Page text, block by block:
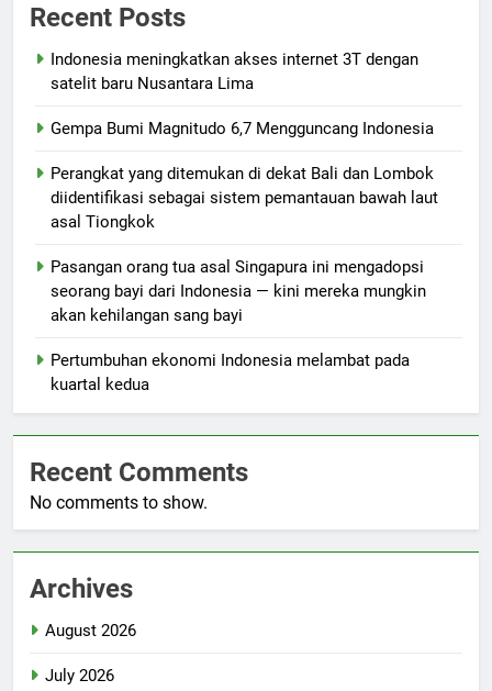
Recent Posts
Indonesia meningkatkan akses internet 3T dengan
satelit baru Nusantara Lima
Gempa Bumi Magnitudo 6,7 Mengguncang Indonesia
Perangkat yang ditemukan di dekat Bali dan Lombok
diidentifikasi sebagai sistem pemantauan bawah laut
asal Tiongkok
Pasangan orang tua asal Singapura ini mengadopsi
seorang bayi dari Indonesia — kini mereka mungkin
akan kehilangan sang bayi
Pertumbuhan ekonomi Indonesia melambat pada
kuartal kedua
Recent Comments
No comments to show.
Archives
August 2026
July 2026